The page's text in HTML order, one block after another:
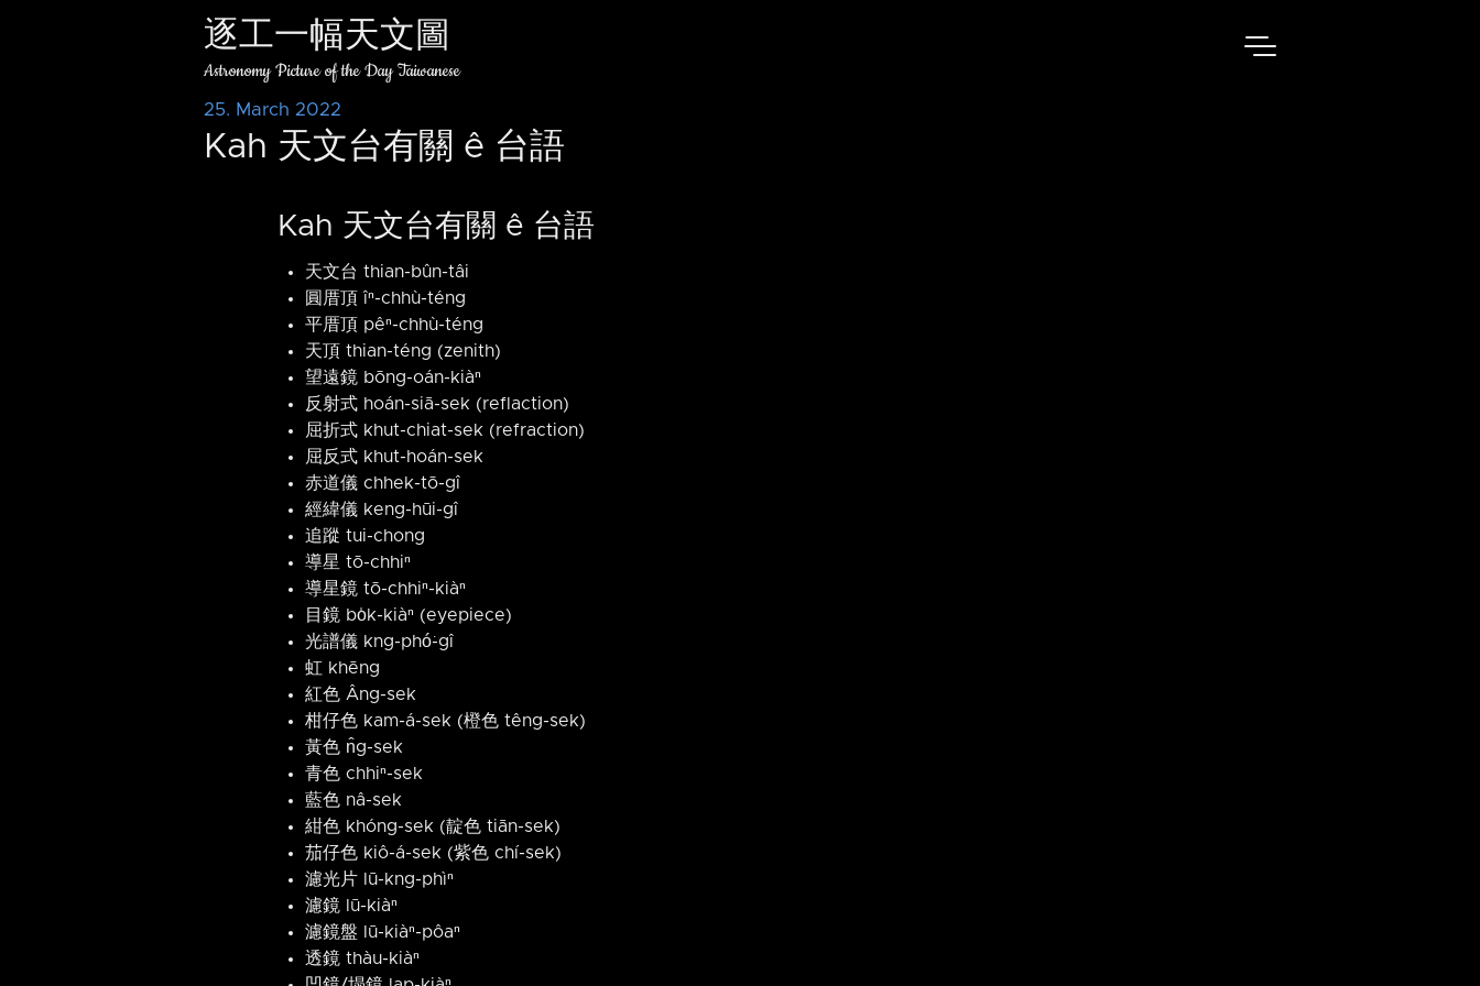
逐工一幅天文圖
Astronomy Picture of the Day Taiwanese
25. March 2022
Kah 天文台有關 ê 台語
Kah 天文台有關 ê 台語
天文台 thian-bûn-tâi
圓厝頂 îⁿ-chhù-téng
平厝頂 pêⁿ-chhù-téng
天頂 thian-téng (zenith)
望遠鏡 bōng-oán-kiàⁿ
反射式 hoán-siā-sek (reflaction)
屈折式 khut-chiat-sek (refraction)
屈反式 khut-hoán-sek
赤道儀 chhek-tō-gî
經緯儀 keng-hūi-gî
追蹤 tui-chong
導星 tō-chhiⁿ
導星鏡 tō-chhiⁿ-kiàⁿ
目鏡 bo̍k-kiàⁿ (eyepiece)
光譜儀 kng-phó͘-gî
虹 khēng
紅色 Âng-sek
柑仔色 kam-á-sek (橙色 têng-sek)
黃色 n̂g-sek
青色 chhiⁿ-sek
藍色 nâ-sek
紺色 khóng-sek (靛色 tiān-sek)
茄仔色 kiô-á-sek (紫色 chí-sek)
濾光片 lū-kng-phìⁿ
濾鏡 lū-kiàⁿ
濾鏡盤 lū-kiàⁿ-pôaⁿ
透鏡 thàu-kiàⁿ